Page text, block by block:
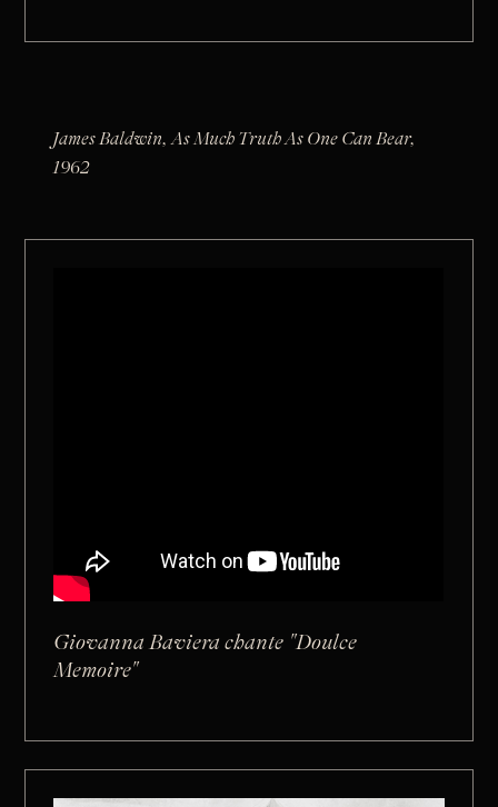
James Baldwin, As Much Truth As One Can Bear,
1962
Giovanna Baviera chante "Doulce
Memoire"